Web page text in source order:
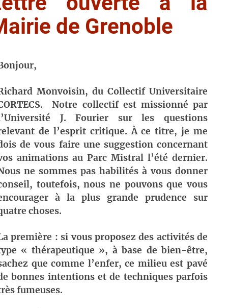
de Grenoble
Monvoisin, du Collectif Universitaire
Notre collectif est missionné par
J. Fourier sur les questions
de l’esprit critique. À ce titre, je me
de vous faire une suggestion concernant
animations au Parc Mistral l’été dernier.
ne sommes pas habilités à vous donner
toutefois, nous ne pouvons que vous
à la plus grande prudence sur
choses.
première : si vous proposez des activités de
« thérapeutique », à base de bien-être,
que comme l’enfer, ce milieu est pavé
bonnes intentions et de techniques parfois
fumeuses.